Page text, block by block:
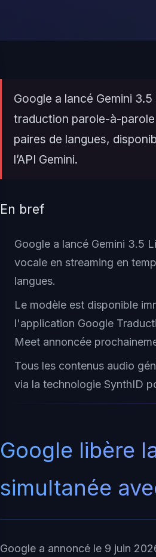
Google a lancé Gemini
traduction parole-à-
paires de langues,
l’API Gemini.
En bref
Google a lancé Gemini 3.5
vocale en streaming en
langues.
Le modèle est disponible
l'application Google
Meet annoncée
Tous les contenus audio
via la technologie SynthID
Google libère
simultanée
Google a annoncé le 9 juin